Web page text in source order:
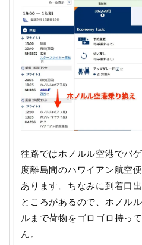
往路ではホノルル空港でバ
度離島間のハワイアン航空
あります。ちなみに到着口
ところがあるので、ホノル
ルまで荷物をゴロゴロ持っ
ん。